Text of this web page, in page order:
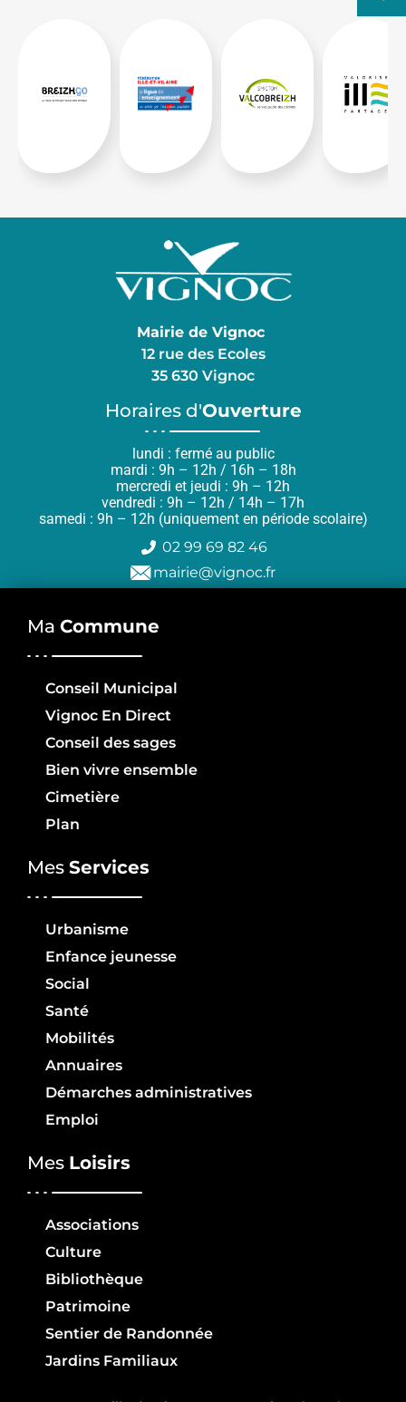
Mairie de Vignoc
12 rue des Ecoles
35 630 Vignoc
Horaires d'Ouverture
lundi : fermé au public
mardi : 9h – 12h / 16h – 18h
mercredi et jeudi : 9h – 12h
vendredi : 9h – 12h / 14h – 17h
samedi : 9h – 12h (uniquement en période scolaire)
02 99 69 82 46
mairie@vignoc.fr
Ma Commune
Conseil Municipal
Vignoc En Direct
Conseil des sages
Bien vivre ensemble
Cimetière
Plan
Mes Services
Urbanisme
Enfance jeunesse
Social
Santé
Mobilités
Annuaires
Démarches administratives
Emploi
Mes Loisirs
Associations
Culture
Bibliothèque
Patrimoine
Sentier de Randonnée
Jardins Familiaux